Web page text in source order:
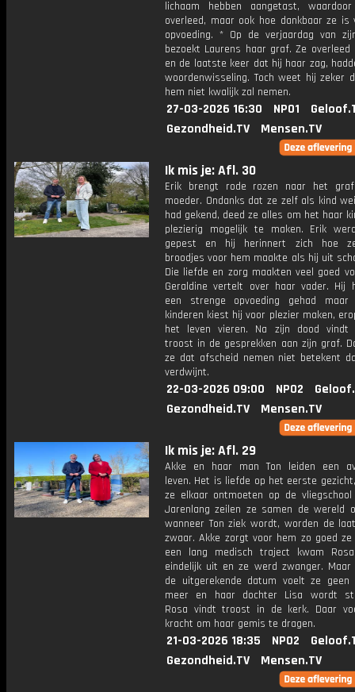
lichaam hebben aangetast,
overleed, maar ook hoe dankbaar ze is
opvoeding. * Op de verjaardag van
bezoekt Laurens haar graf. Ze overleed
en de laatste keer dat hij haar zag,
woordenwisseling. Toch weet hij zeker
hem niet kwalijk zal nemen.
27-03-2026 16:30 NPO1
Gezondheid.TV
Mensen.TV
Ik mis je: Afl. 30
Erik brengt rode rozen naar het
moeder. Ondanks dat ze zelf als kind
had gekend, deed ze alles om het haar
plezierig mogelijk te maken. Erik
gepest en hij herinnert zich hoe
broodjes voor hem maakte als hij uit
Die liefde en zorg maakten veel goed
Geraldine vertelt over haar vader. Hij
een strenge opvoeding gehad
kinderen kiest hij voor plezier maken,
het leven vieren. Na zijn dood vindt
troost in de gesprekken aan zijn graf.
ze dat afscheid nemen niet betekent
verdwijnt.
22-03-2026 09:00 NPO2
Gezondheid.TV
Mensen.TV
Ik mis je: Afl. 29
Akke en haar man Ton leiden een
leven. Het is liefde op het eerste
ze elkaar ontmoeten op de vliegschool
Jarenlang zeilen ze samen de wereld
wanneer Ton ziek wordt, worden de
zwaar. Akke zorgt voor hem zo goed
een lang medisch traject kwam
eindelijk uit en ze werd zwanger.
de uitgerekende datum voelt ze geen
meer en haar dochter Lisa wordt
Rosa vindt troost in de kerk. Daar
kracht om haar gemis te dragen.
21-03-2026 18:35 NPO2
Gezondheid.TV
Mensen.TV